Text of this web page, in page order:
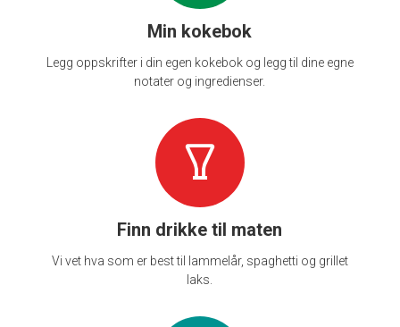
Min kokebok
Legg oppskrifter i din egen kokebok og legg til dine egne
notater og ingredienser.
Finn drikke til maten
Vi vet hva som er best til lammelår, spaghetti og grillet
laks.